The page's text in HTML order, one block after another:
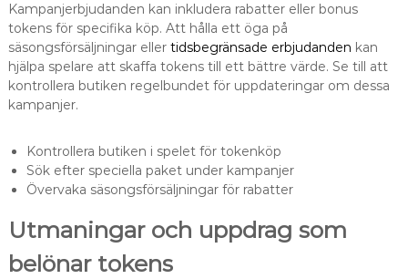
Kampanjerbjudanden kan inkludera rabatter eller bonus
tokens för specifika köp. Att hålla ett öga på
säsongsförsäljningar eller tidsbegränsade erbjudanden kan
hjälpa spelare att skaffa tokens till ett bättre värde. Se till att
kontrollera butiken regelbundet för uppdateringar om dessa
kampanjer.
Kontrollera butiken i spelet för tokenköp
Sök efter speciella paket under kampanjer
Övervaka säsongsförsäljningar för rabatter
Utmaningar och uppdrag som
belönar tokens